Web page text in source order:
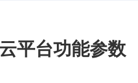
平台功能参数